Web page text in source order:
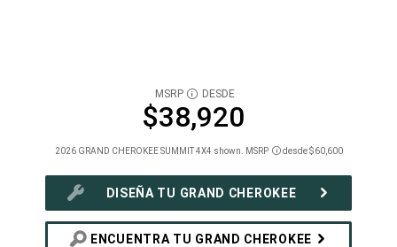
MSRP DISCLOSURE
DESDE
$38,920
2026 GRAND CHEROKEE SUMMIT 4X4 shown. MSRP Disclosure
desde $60,600
DISEÑA TU GRAND CHEROKEE
ENCUENTRA TU GRAND CHEROKEE